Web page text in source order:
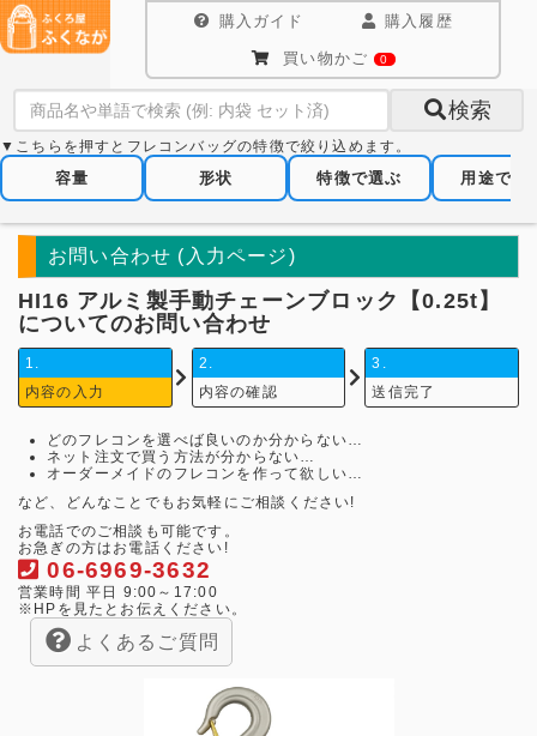
購入ガイド 購入履歴
買い物かご 0
検索
▼こちらを押すとフレコンバッグの特徴で絞り込めます。
容量 形状 特徴で選ぶ 用途で選
お問い合わせ (入力ページ)
HI16 アルミ製手動チェーンブロック【0.25t】
についてのお問い合わせ
1.
内容の入力
2.
内容の確認
3.
送信完了
どのフレコンを選べば良いのか分からない…
ネット注文で買う方法が分からない…
オーダーメイドのフレコンを作って欲しい…
など、どんなことでもお気軽にご相談ください!
お電話でのご相談も可能です。
お急ぎの方はお電話ください!
06-6969-3632
営業時間 平日 9:00～17:00
※HPを見たとお伝えください。
よくあるご質問